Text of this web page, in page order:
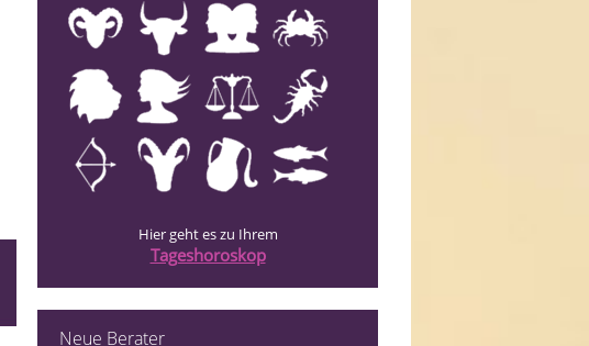
Hier geht es zu Ihrem
Tageshoroskop
Neue Berater